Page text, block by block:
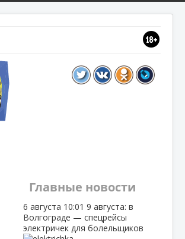
Главные новости
6 августа 10:01 9 августа: в
Волгограде — спецрейсы
электричек для болельщиков